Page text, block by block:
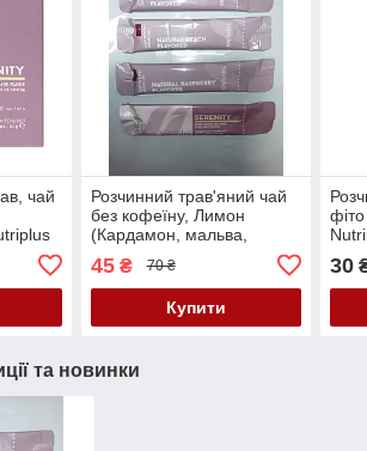
чай
Розчинний трав'яний чай
без кофеїну, Лимон
(Кардамон, мальва,
гібіскус), Nutriplus Serenity,
30 стик. х 1.7 г
45₴ 70 ₴
Купити
30
та новинки